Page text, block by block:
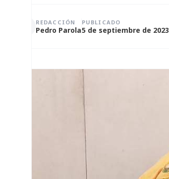
REDACCIÓN
Pedro Parola
PUBLICADO
5 de septiembre de 2023